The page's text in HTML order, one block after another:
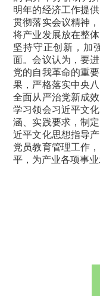
明年的经济工作提
贯彻落实会议精神
将产业发展放在整
坚持守正创新，加
面。会议认为，要
党的自我革命的重
果，严格落实中央
全面从严治党新成
学习领会习近平文
涵、实践要求，制
近平文化思想指导
党员教育管理工作
平，为产业各项事业